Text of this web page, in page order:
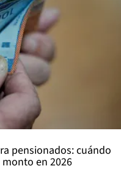
pensionados: cuándo
en 2026